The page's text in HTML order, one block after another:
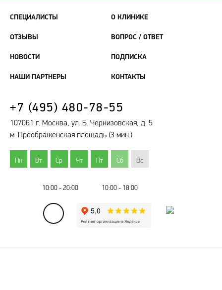
СПЕЦИАЛИСТЫ О КЛИНИКЕ
ОТЗЫВЫ ВОПРОС / ОТВЕТ
НОВОСТИ ПОДПИСКА
НАШИ ПАРТНЕРЫ КОНТАКТЫ
+7 (495) 480-78-55
107061 г. Москва, ул. Б. Черкизовская, д. 5
м. Преображенская площадь (3 мин.)
Пн Вт Ср Чт Пт Сб Вс
10:00 - 20:00 10:00 - 18:00